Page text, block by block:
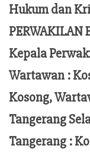
Hukum dan
PERWAKILAN
Kepala
Wartawan :
Kosong,
Tangerang
Tangerang :